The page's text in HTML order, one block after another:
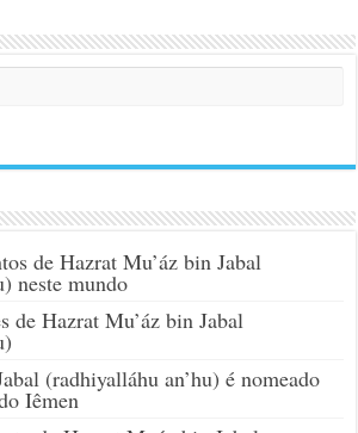
de Hazrat Mu’áz bin Jabal
neste mundo
de Hazrat Mu’áz bin Jabal
(radhiyalláhu an’hu) é nomeado
Iêmen